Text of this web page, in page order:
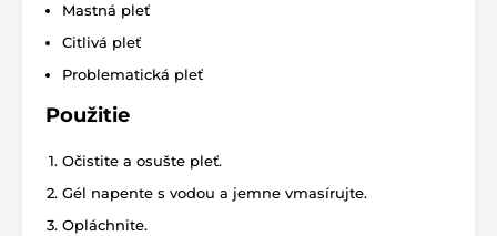
Mastná pleť
Citlivá pleť
Problematická pleť
Použitie
Očistite a osušte pleť.
Gél napente s vodou a jemne vmasírujte.
Opláchnite.